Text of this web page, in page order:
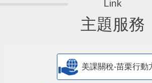
主題服務
美課關稅-苗栗行動